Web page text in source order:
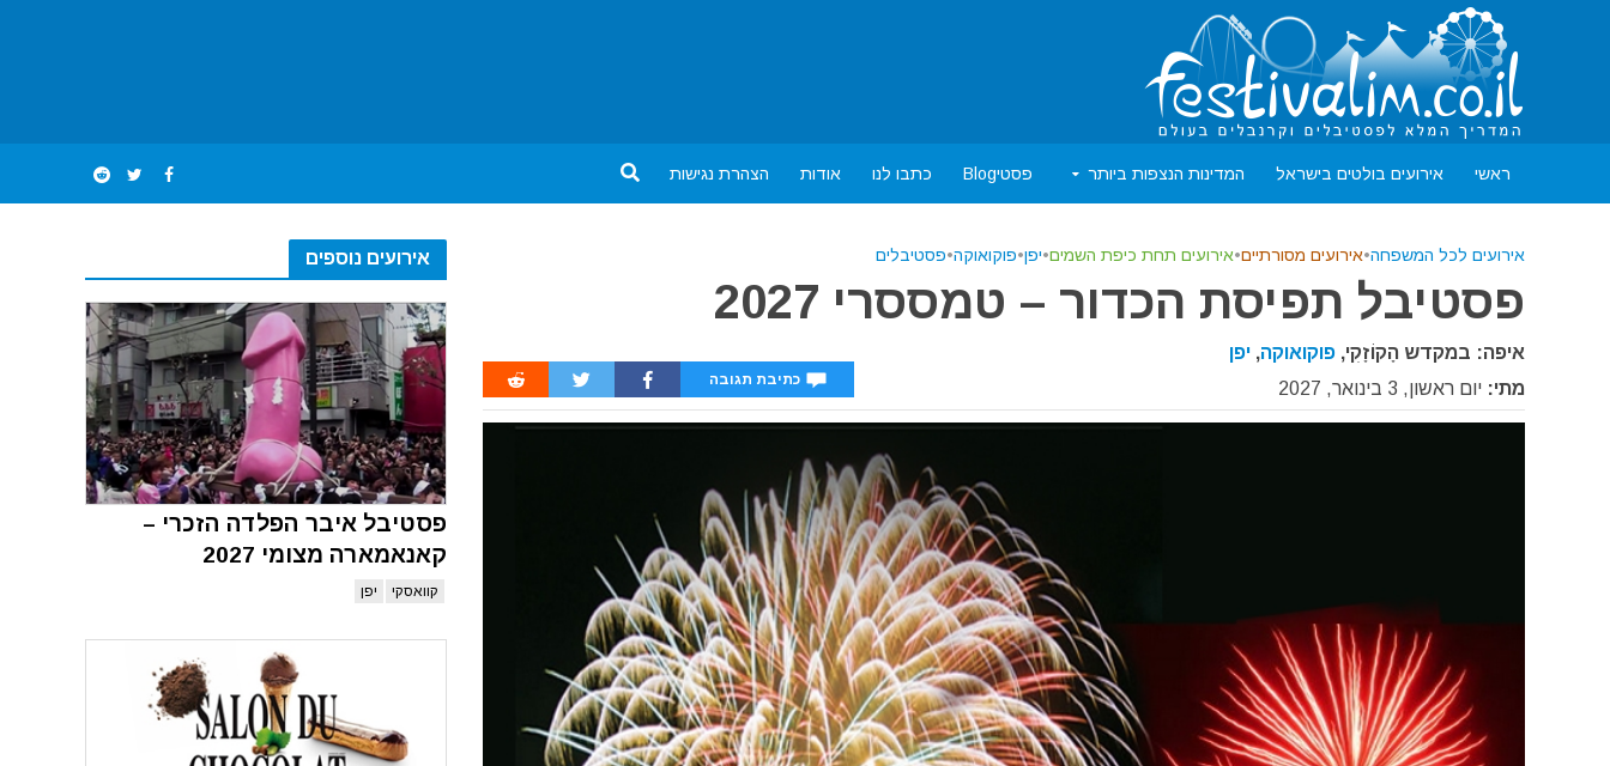
ראשי אירועים בולטים בישראל המדינות הנצפות ביותר פסטיBlog כתבו לנו אודות הצהרת נגישות
אירועים נוספים
פסטיבל איבר הפלדה הזכרי –
קאנאמארה מצומי 2027
קוואסקי יפן
אירועים לכל המשפחה•אירועים מסורתיים•אירועים תחת כיפת השמים•יפן•פוקואוקה•פסטיבלים
פסטיבל תפיסת הכדור – טמססרי 2027
איפה: במקדש הָקוֹזָקִי, פוקואוקה, יפן
מתי: יום ראשון, 3 בינואר, 2027 כתיבת תגובה